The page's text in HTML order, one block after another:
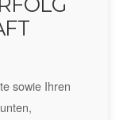
sowie Ihren